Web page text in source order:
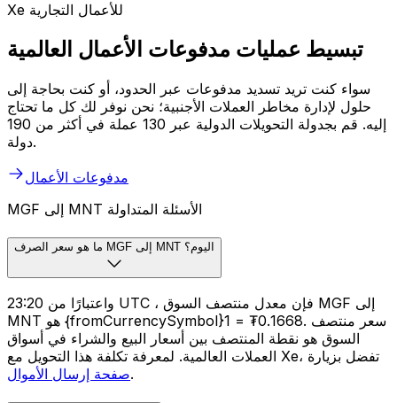
Xe للأعمال التجارية
تبسيط عمليات مدفوعات الأعمال العالمية
سواء كنت تريد تسديد مدفوعات عبر الحدود، أو كنت بحاجة إلى
حلول لإدارة مخاطر العملات الأجنبية؛ نحن نوفر لك كل ما تحتاج
إليه. قم بجدولة التحويلات الدولية عبر 130 عملة في أكثر من 190
دولة.
مدفوعات الأعمال
MGF إلى MNT الأسئلة المتداولة
ما هو سعر الصرف MGF إلى MNT اليوم؟
واعتبارًا من 23:20 UTC ، فإن معدل منتصف السوق MGF إلى
MNT هو {fromCurrencySymbol}1 = ₮0.1668. سعر منتصف
السوق هو نقطة المنتصف بين أسعار البيع والشراء في أسواق
العملات العالمية. لمعرفة تكلفة هذا التحويل مع Xe، تفضل بزيارة
صفحة إرسال الأموال.